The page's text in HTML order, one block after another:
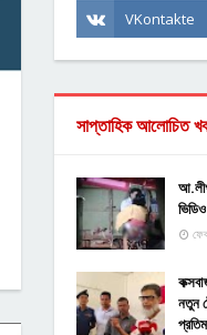
সাপ্তাহিক আলোচিত
নতুন